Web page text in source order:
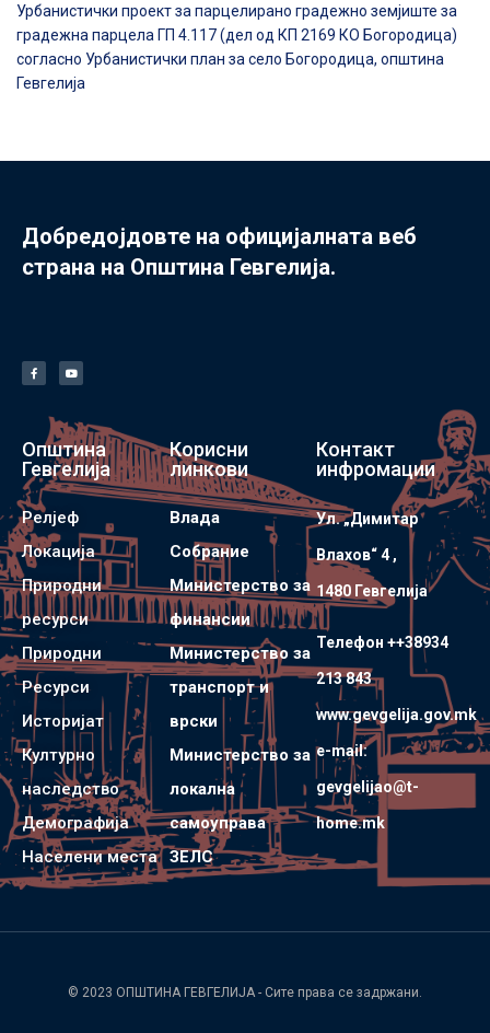
Урбанистички проект за парцелирано градежно земјиште за
градежна парцела ГП 4.117 (дел од КП 2169 КО Богородица)
согласно Урбанистички план за село Богородица, општина
Гевгелија
Добредојдовте на официјалната веб
страна на Општина Гевгелија.
Општина
Гевгелија
Релјеф
Локација
Природни
ресурси
Природни
Ресурси
Историјат
Културно
наследство
Демографија
Населени места
Корисни
линкови
Влада
Собрание
Министерство за
финансии
Министерство за
транспорт и
врски
Министерство за
локална
самоуправа
ЗЕЛС
Контакт
инфромации
Ул. „Димитар
Влахов“ 4 ,
1480 Гевгелијa
Телефон ++38934
213 843
www.gevgelija.gov.mk
e-mail:
gevgelijao@t-
home.mk
© 2023 ОПШТИНА ГЕВГЕЛИЈА - Сите права се задржани.